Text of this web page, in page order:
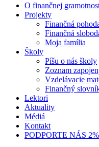
O finančnej
Projekty
Finančná
Finančná
Moja família
Školy
Píšu o nás školy
Zoznam
Vzdelávacie
Finančný
Lektori
Aktuality
Médiá
Kontakt
PODPORTE NÁS 2%